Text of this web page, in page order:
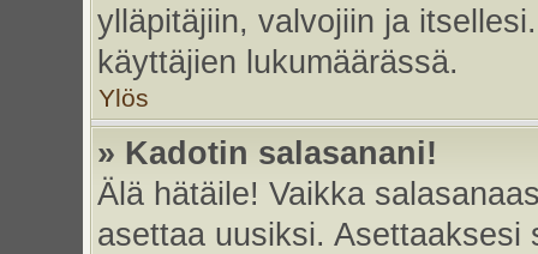
ylläpitäjiin, valvojiin ja
käyttäjien lukumäärässä.
Ylös
» Kadotin salasanani!
Älä hätäile! Vaikka
asettaa uusiksi. Asettaaksesi